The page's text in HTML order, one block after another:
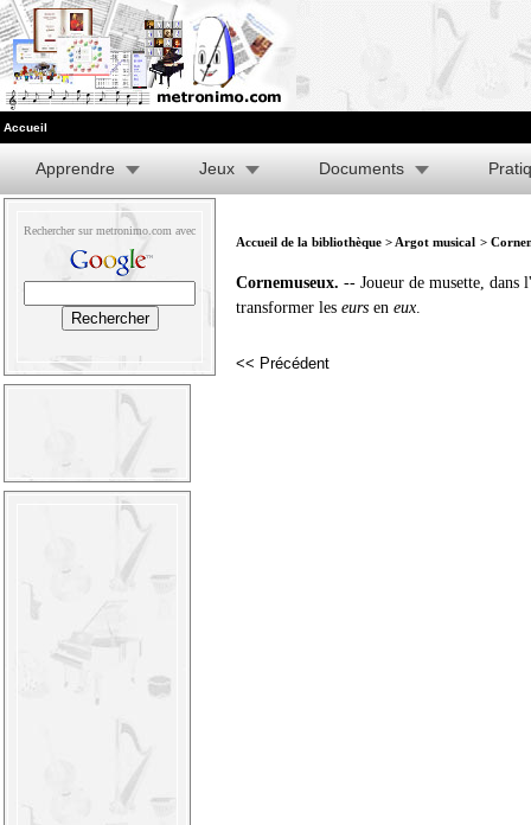
Accueil
Apprendre Jeux Documents
Rechercher sur metronimo.com avec
Accueil de la bibliothèque > Argot musical >
Cornemuseux. -- Joueur de musette, dans
transformer les eurs en eux
<< Précédent